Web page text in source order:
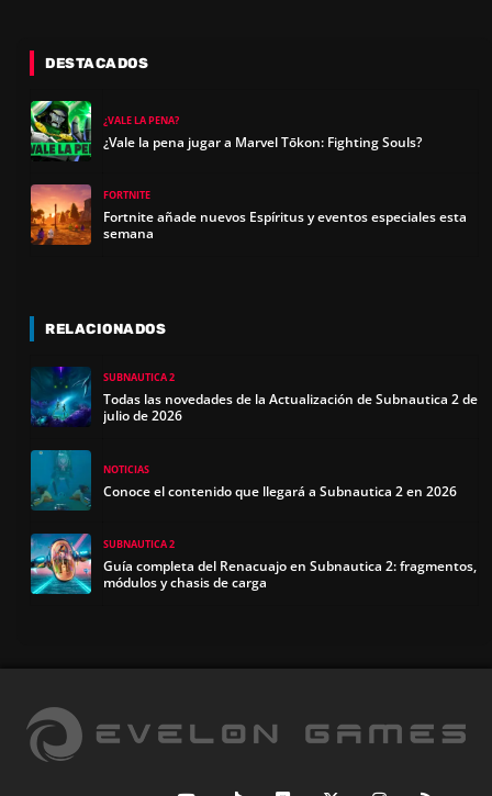
DESTACADOS
¿VALE LA PENA?
¿Vale la pena jugar a Marvel Tōkon: Fighting Souls?
FORTNITE
Fortnite añade nuevos Espíritus y eventos especiales esta
semana
RELACIONADOS
SUBNAUTICA 2
Todas las novedades de la Actualización de Subnautica 2 de
julio de 2026
NOTICIAS
Conoce el contenido que llegará a Subnautica 2 en 2026
SUBNAUTICA 2
Guía completa del Renacuajo en Subnautica 2: fragmentos,
módulos y chasis de carga